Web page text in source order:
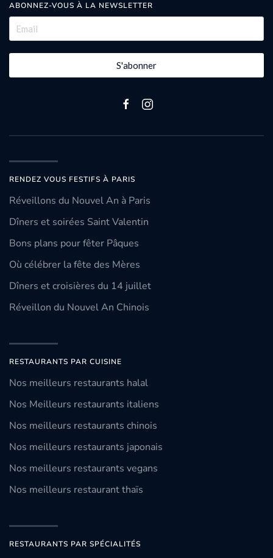
ABONNEZ-VOUS À LA NEWSLETTER
S'abonner
RENDEZ VOUS FESTIFS À PARIS
Réveillons du Nouvel An à Paris
Dîners et soirées Saint Valentin
Bons plans pour fêter Pâques
Où célébrer la fête des Mères
Dîners et croisières du 14 juillet
Réveillon du Nouvel An Chinois
RESTAURANTS PAR CUISINE
Nos meilleurs restaurants halal
Nos Meilleurs restaurants italiens
Nos meilleurs restaurants chinois
Nos meilleurs restaurants japonais
Nos meilleurs restaurants vegans
Nos meilleurs restaurant thaïs
RESTAURANTS PAR SPÉCIALITÉS